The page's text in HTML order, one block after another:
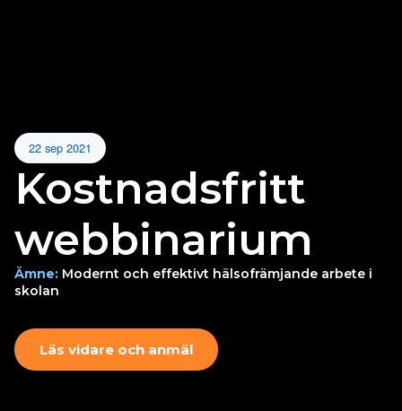
22 sep 2021
Kostnadsfritt
webbinarium
Ämne: Modernt och effektivt hälsofrämjande arbete i
skolan
Läs vidare och anmäl